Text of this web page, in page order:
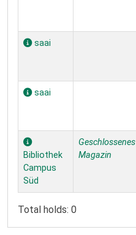
saai
saai
Bibliothek
Campus
Süd
Geschlossenes
Magazin
Total holds: 0